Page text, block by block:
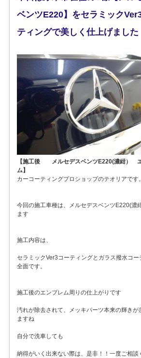
ベンツE220】をセラミック
ティングで美しく仕上げました
【施工後 メルセデスベンツE220(濃紺）
ム】
カーコーティングプロショップのテオリアです。
今回の施工車種は、メルセデスベンツE220(濃
ます
施工内容は、
セラミックVer3コーティングとガラス撥水コー
全面です。
施工後のエンブレム周りの仕上がりです
汚れが除去されて、メッキパーツ本来の輝きが
ますね
自分で洗車しても
納得がいく出来ない際は、是非！！一度ご相談